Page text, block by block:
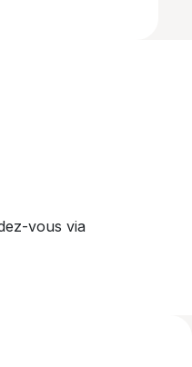
vous via